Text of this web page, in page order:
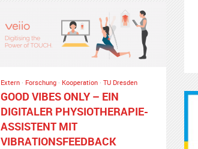
Extern· Forschung· Kooperation· TU Dresden
GOOD VIBES ONLY – EIN
DIGITALER PHYSIOTHERAPIE-
ASSISTENT MIT
VIBRATIONSFEEDBACK